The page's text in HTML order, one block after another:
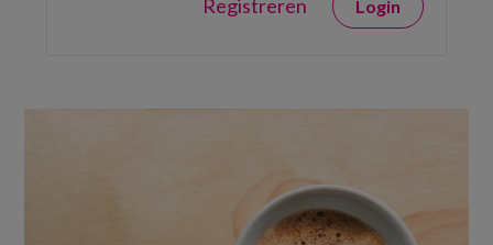
Registreren Login